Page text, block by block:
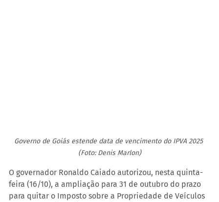
Governo de Goiás estende data de vencimento do IPVA 2025
(Foto: Denis Marlon)
O governador Ronaldo Caiado autorizou, nesta quinta-
feira (16/10), a ampliação para 31 de outubro do prazo
para quitar o Imposto sobre a Propriedade de Veículos